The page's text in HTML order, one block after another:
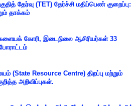
தேர்வு (TET) தேர்ச்சி மதிப்பெண் குறைப்பு:
தாக்கம்
கோரி, இடைநிலை ஆசிரியர்கள் 33
(State Resource Centre) திறப்பு மற்றும்
அறிவிப்புகள்.